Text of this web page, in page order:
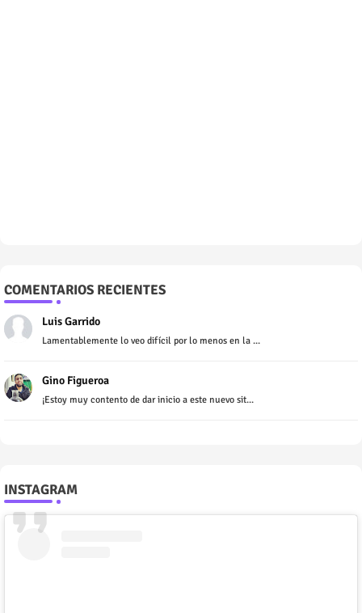
COMENTARIOS RECIENTES
Luis Garrido
Lamentablemente lo veo difícil por lo menos en la ...
Gino Figueroa
¡Estoy muy contento de dar inicio a este nuevo sit...
INSTAGRAM